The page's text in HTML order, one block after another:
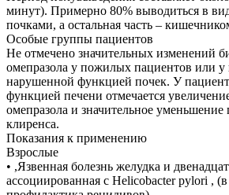
минут). Примерно 80% выводиться в
почками, а остальная часть –
Особые группы пациентов
Не отмечено значительных изменений
омепразола у пожилых пациентов или у
нарушенной функцией почек. У
функцией печени отмечается
омепразола и значительное уменьшение
клиренса.
Показания к применению
Взрослые
• ,Язвенная болезнь желудка и
ассоциированная с Helicobacter pylori ,